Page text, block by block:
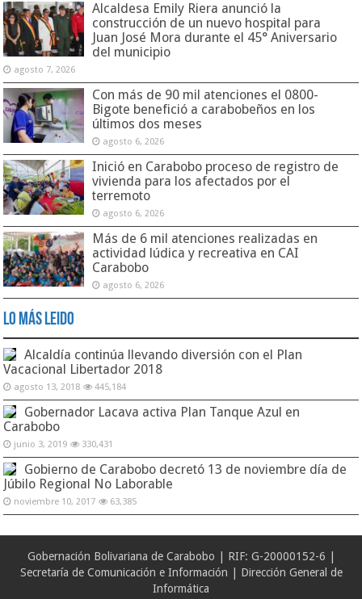
Alcaldesa Emily Riera anunció la
construcción de un nuevo hospital para
Juan José Mora durante el 45° Aniversario
del municipio
agosto 7, 2026
Con más de 90 mil atenciones el 0800-
Bigote benefició a carabobeños en los
últimos dos meses
agosto 6, 2026
Inició en Carabobo proceso de registro de
vivienda para los afectados por el
terremoto
agosto 6, 2026
Más de 6 mil atenciones realizadas en
actividad lúdica y recreativa en CAI
Carabobo
agosto 6, 2026
Lo Más Leido
Alcaldía continúa llevando diversión con el Plan
Vacacional Libertador 2018
agosto 13, 2018 445,184
Gobernador Lacava activa Plan Tanque Azul en
Carabobo
junio 3, 2019 330,431
Gobierno de Carabobo decretó 13 de noviembre día de
Júbilo Regional No Laborable
noviembre 10, 2017 63,385
Gobernación Bolivariana de Carabobo | RIF: G-20000152-6 |
Secretaría de Comunicación e Información | Dirección General de
Informática